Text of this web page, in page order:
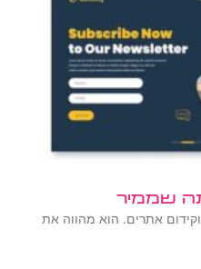
אתרים. הוא מהווה את